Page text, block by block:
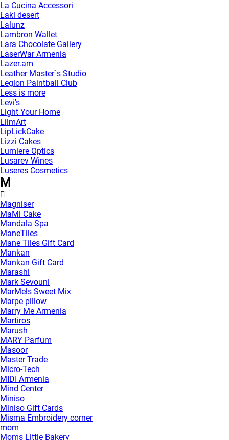
La Cucina Accessori
Laki desert
Lalunz
Lambron Wallet
Lara Chocolate Gallery
LaserWar Armenia
Lazer.am
Leather Master`s Studio
Legion Paintball Club
Less is more
Levi's
Light Your Home
LilmArt
LipLickCake
Lizzi Cakes
Lumiere Optics
Lusarev Wines
Luseres Cosmetics
M
Magniser
MaMi Cake
Mandala Spa
ManeTiles
Mane Tiles Gift Card
Mankan
Mankan Gift Card
Marashi
Mark Sevouni
MarMels Sweet Mix
Marpe pillow
Marry Me Armenia
Martiros
Marush
MARY Parfum
Masoor
Master Trade
Micro-Tech
MIDI Armenia
Mind Center
Miniso
Miniso Gift Cards
Misma Embroidery corner
mom
Moms Little Bakery